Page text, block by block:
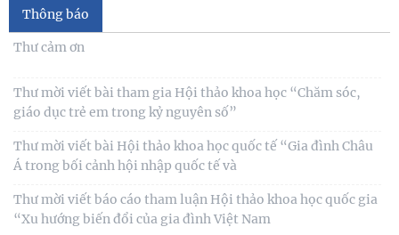
đề bắt nạt trực tuyến
trị và Hành chính quốc gia Lào ký Thỏa
làm việc tại Viện Khoa học Kinh tế và Xã hội
Thông báo
Thư cảm ơn
Thư mời viết bài tham gia Hội thảo khoa học “Chăm sóc,
giáo dục trẻ em trong kỷ nguyên số”
Thư mời viết bài Hội thảo khoa học quốc tế “Gia đình Châu
Á trong bối cảnh hội nhập quốc tế và
Thư mời viết báo cáo tham luận Hội thảo khoa học quốc gia
“Xu hướng biến đổi của gia đình Việt Nam